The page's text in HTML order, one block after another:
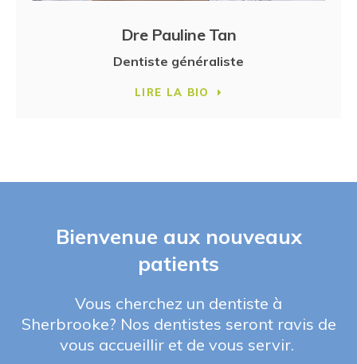
Dre Pauline Tan
Dentiste généraliste
LIRE LA BIO
Bienvenue aux nouveaux
patients
Vous cherchez un dentiste à
Sherbrooke? Nos dentistes seront ravis de
vous accueillir et de vous servir.